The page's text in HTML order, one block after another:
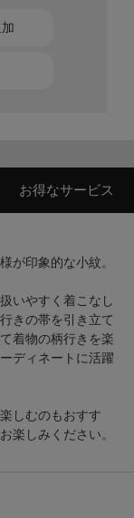
お得なサービス
が印象的な小紋。
いやすく着こなし
きの帯を引き立て
着物の柄行きを楽
ディネートに活躍
しむのもおすす
楽しみください。